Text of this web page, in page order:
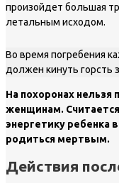
произойдет большая
летальным исходом.
Во время погребения
должен кинуть горсть
На похоронах
женщинам.
энергетику ребенка
родиться мертвым.
Действия